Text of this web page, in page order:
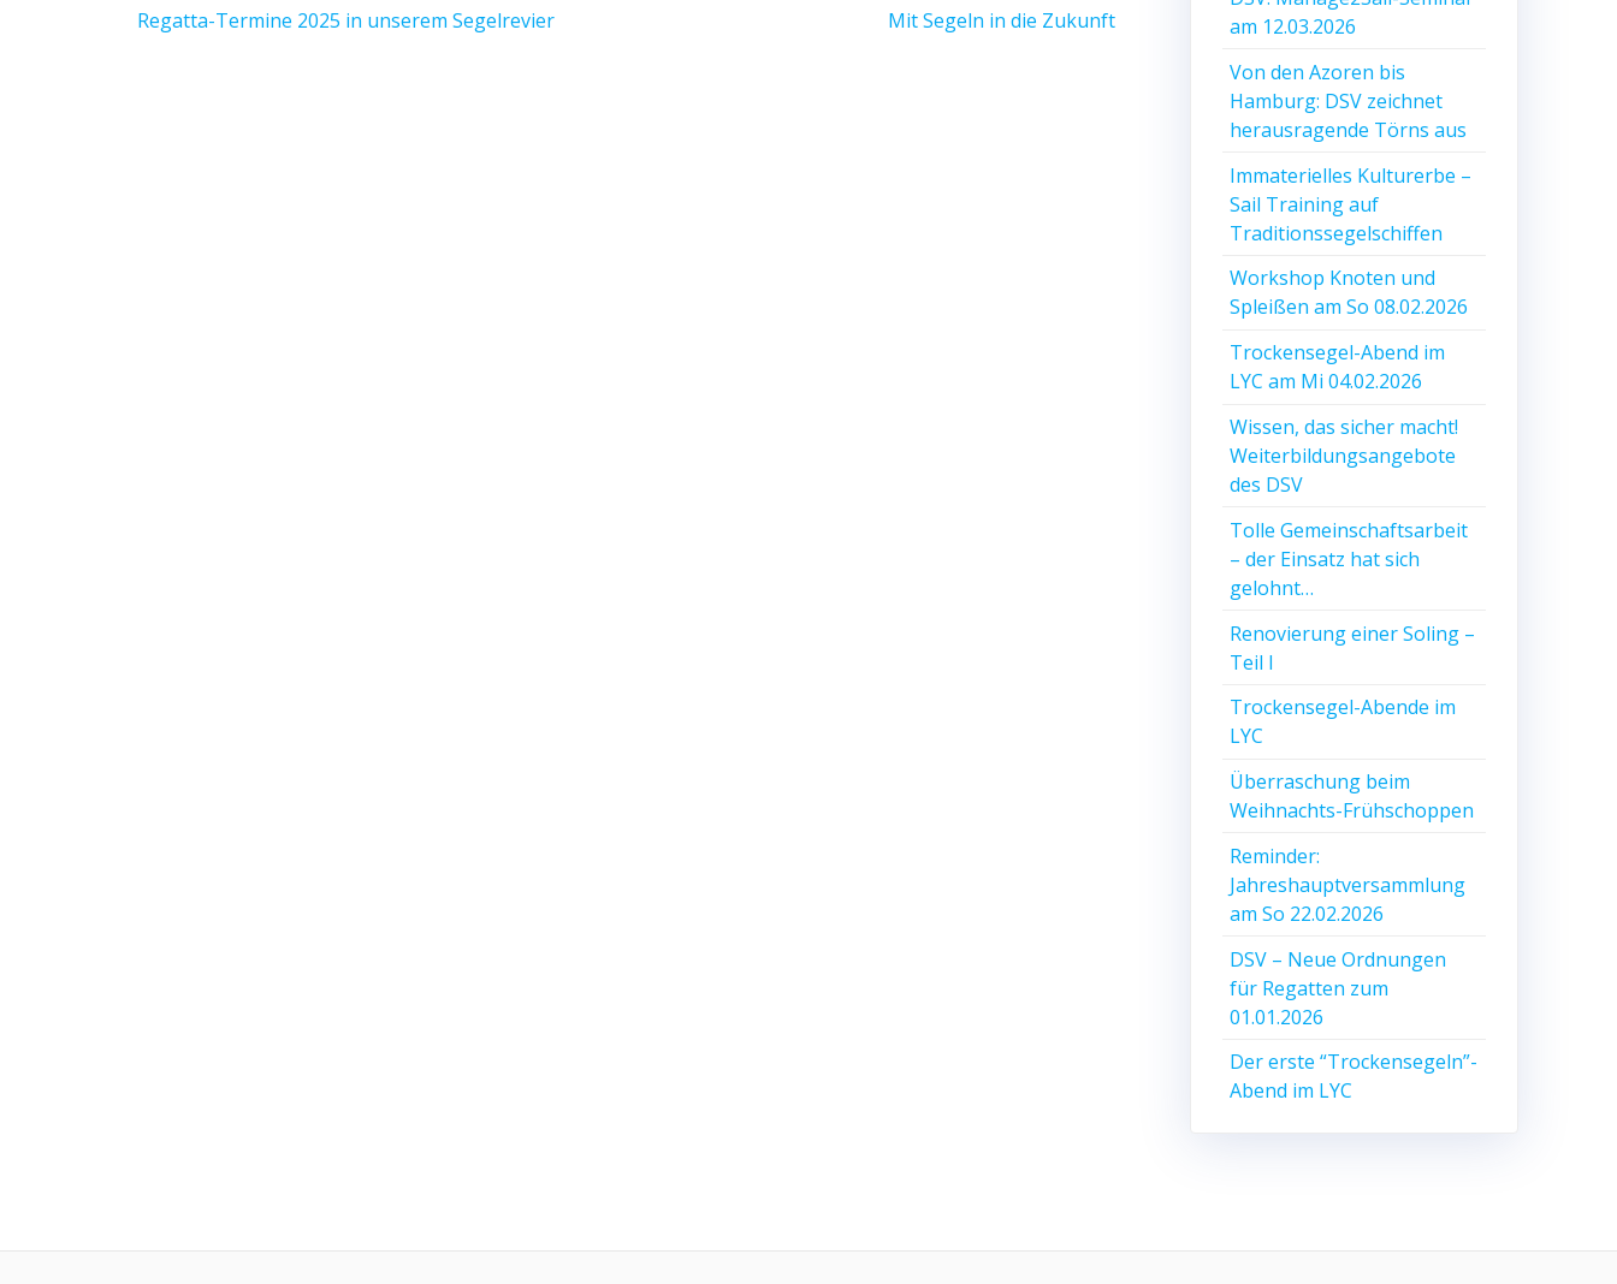
Vorheriger
Regatta-Termine 2025 in unserem Segelrevier
Nächster
Mit Segeln in die Zukunft
am 12.03.2026
Von den Azoren bis
Hamburg: DSV zeichnet
herausragende Törns aus
Immaterielles Kulturerbe –
Sail Training auf
Traditionssegelschiffen
Workshop Knoten und
Spleißen am So 08.02.2026
Trockensegel-Abend im
LYC am Mi 04.02.2026
Wissen, das sicher macht!
Weiterbildungsangebote
des DSV
Tolle Gemeinschaftsarbeit
– der Einsatz hat sich
gelohnt…
Renovierung einer Soling –
Teil I
Trockensegel-Abende im
LYC
Überraschung beim
Weihnachts-Frühschoppen
Reminder:
Jahreshauptversammlung
am So 22.02.2026
DSV – Neue Ordnungen
für Regatten zum
01.01.2026
Der erste “Trockensegeln”-
Abend im LYC